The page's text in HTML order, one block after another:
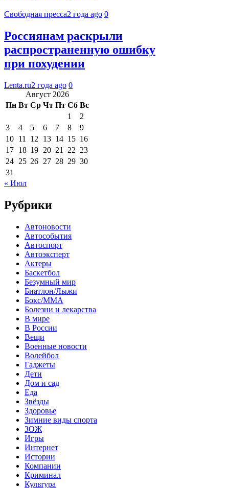
Свободная пресса2 года ago 0
Россиянам раскрыли
распространенную ошибку
при похудении
Lenta.ru2 года ago 0
Август 2026
Пн Вт Ср Чт Пт Сб Вс
1
2
3
4 5 6 7 8
9
10 11 12 13 14 15 16
17 18 19 20 21 22 23
24 25 26 27 28 29 30
31
« Июл
Рубрики
Автоновости
Автособытия
Автоспорт
Автоэксперт
Актеры
Баскетбол
Безумный мир
Биатлон/Лыжи
Бокс/MMA
Болезни и лекарства
В мире
В России
Вещи
Военные новости
Волейбол
Гаджеты
Дети
Дом и сад
Еда
Звёзды
Здоровье
Зимние виды спорта
ЗОЖ
Игры
Интернет
Истории
Компании
Криминал
Культура